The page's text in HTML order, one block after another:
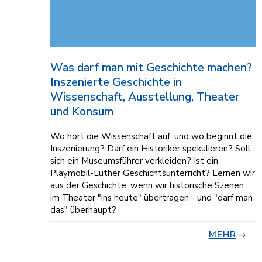
Was darf man mit Geschichte machen?
Inszenierte Geschichte in
Wissenschaft, Ausstellung, Theater
und Konsum
Wo hört die Wissen­schaft auf, und wo beginnt die
Insze­nierung? Darf ein Historiker speku­lieren? Soll
sich ein Museums­führer verklei­den? Ist ein
Playmobil-Luther Ge­schichts­unter­richt? Ler­nen wir
aus der Ge­schichte, wenn wir histo­rische Sze­nen
im Theater "ins heute" über­tragen - und "darf man
das" über­haupt?
MEHR